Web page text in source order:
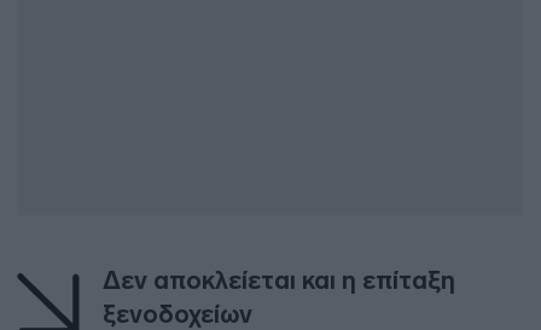
Δεν αποκλείεται και η επίταξη
ξενοδοχείων